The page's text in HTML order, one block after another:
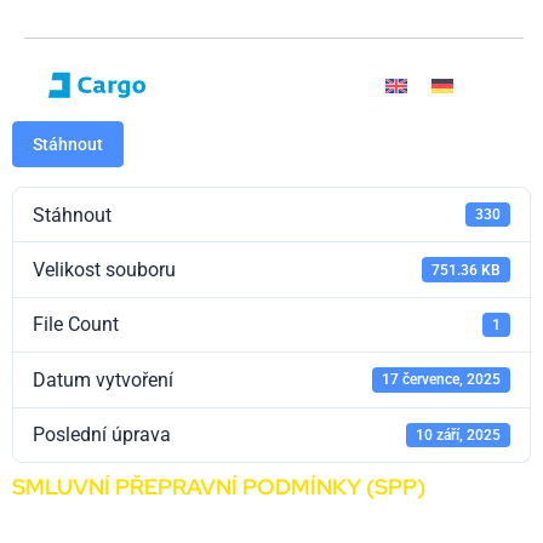
Stáhnout
Stáhnout 330
Velikost souboru 751.36 KB
File Count 1
Datum vytvoření 17 července, 2025
Poslední úprava 10 září, 2025
SMLUVNÍ PŘEPRAVNÍ PODMÍNKY (SPP)